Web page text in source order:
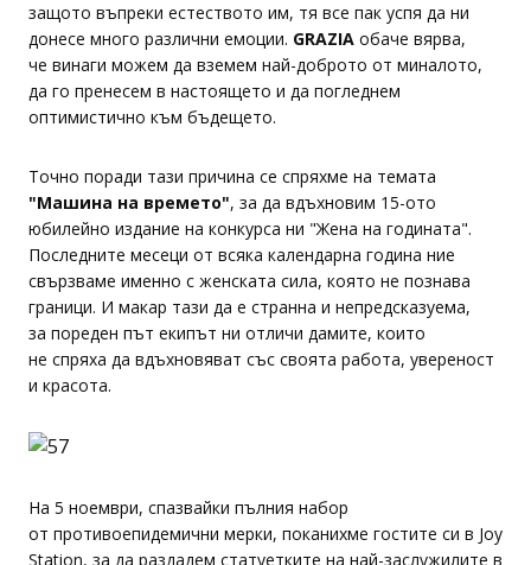
защото въпреки естеството им, тя все пак успя да ни
донесе много различни емоции. GRAZIA обаче вярва,
че винаги можем да вземем най-доброто от миналото,
да го пренесем в настоящето и да погледнем
оптимистично към бъдещето.
Точно поради тази причина се спряхме на темата
"Машина на времето", за да вдъхновим 15-ото
юбилейно издание на конкурса ни "Жена на годината".
Последните месеци от всяка календарна година ние
свързваме именно с женската сила, която не познава
граници. И макар тази да е странна и непредсказуема,
за пореден път екипът ни отличи дамите, които
не спряха да вдъхновяват със своята работа, увереност
и красота.
На 5 ноември, спазвайки пълния набор
от противоепидемични мерки, поканихме гостите си в Joy
Station, за да раздадем статуетките на най-заслужилите в